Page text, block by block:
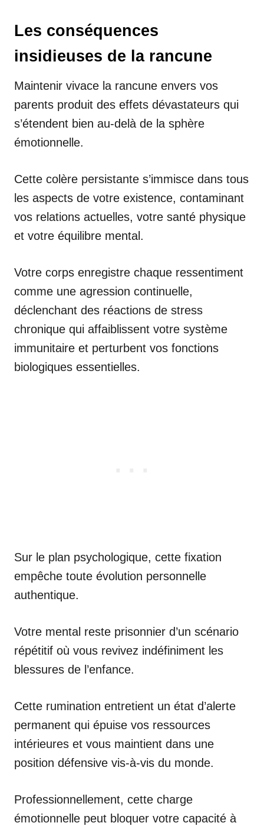
Les conséquences
insidieuses de la rancune
Maintenir vivace la rancune envers vos
parents produit des effets dévastateurs qui
s’étendent bien au-delà de la sphère
émotionnelle.
Cette colère persistante s’immisce dans tous
les aspects de votre existence, contaminant
vos relations actuelles, votre santé physique
et votre équilibre mental.
Votre corps enregistre chaque ressentiment
comme une agression continuelle,
déclenchant des réactions de stress
chronique qui affaiblissent votre système
immunitaire et perturbent vos fonctions
biologiques essentielles.
Sur le plan psychologique, cette fixation
empêche toute évolution personnelle
authentique.
Votre mental reste prisonnier d’un scénario
répétitif où vous revivez indéfiniment les
blessures de l’enfance.
Cette rumination entretient un état d’alerte
permanent qui épuise vos ressources
intérieures et vous maintient dans une
position défensive vis-à-vis du monde.
Professionnellement, cette charge
émotionnelle peut bloquer votre capacité à